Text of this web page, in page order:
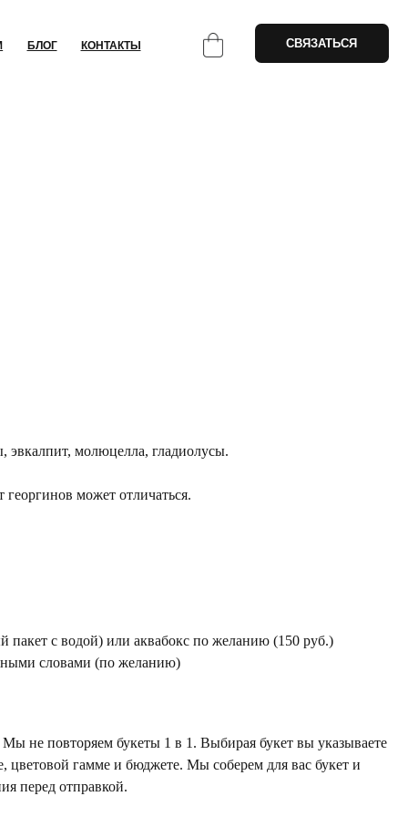
СВЯЗАТЬСЯ
эвкалпит, молюцелла, гладиолусы.
может отличаться.
пакет с водой) или аквабокс по желанию (150 руб.)
словами (по желанию)
не повторяем букеты 1 в 1. Выбирая букет вы указываете
цветовой гамме и бюджете. Мы соберем для вас букет и
перед отправкой.